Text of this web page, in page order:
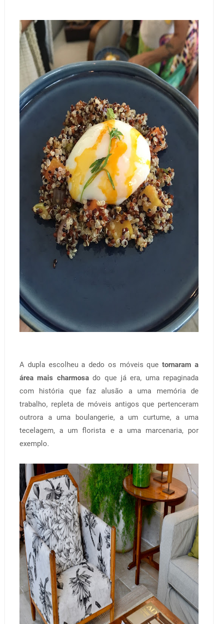
A dupla escolheu a dedo os móveis que tornaram a
área mais charmosado que já era, uma repaginada
com história que faz alusão a uma memória de
trabalho, repleta de móveis antigos que pertenceram
outrora a uma boulangerie, a um curtume, a uma
tecelagem, a um florista e a uma marcenaria, por
exemplo.